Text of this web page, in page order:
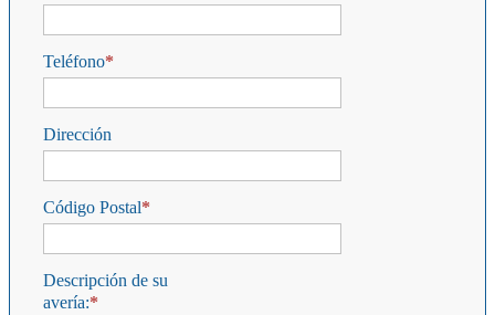
Teléfono
Dirección
Código Postal
Descripción de su
avería: